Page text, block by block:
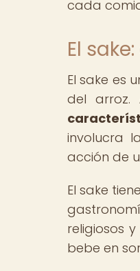
cada
El
El sake es
del arroz.
involucra
acción de
El sake
religiosos
bebe en